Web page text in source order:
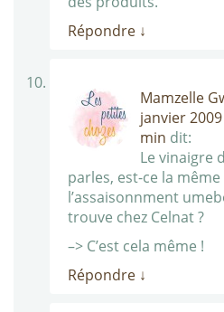
Répondre ↓
Mamzelle
janvier
min dit:
Le vinaigre
parles, est-ce la
l’assaisonnment
trouve chez Celnat ?
–> C’est cela même !
Répondre ↓